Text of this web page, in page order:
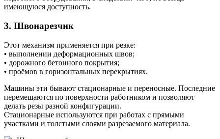
имеющуюся доступность.
3. Швонарезчик
Этот механизм применяется при резке:
• выполнении деформационных швов;
• дорожного бетонного покрытия;
• проёмов в горизонтальных перекрытиях.
Машины эти бывают стационарные и переносные. Последние
перемещаются по поверхности работником и позволяют
делать резы разной конфигурации.
Стационарные используются при работах с прямыми
участками и толстыми слоями разрезаемого материала.